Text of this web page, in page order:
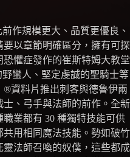
前作規模更大、品質更優良、
以章節明確區分，擁有可探
懼症發作的崔斯特姆大教堂
蠻人、堅定虔誠的聖騎士等
®資料片推出刺客與德魯伊兩
、弓手與法師的前作。全新
業都有 30 種獨特技能可供
用相同魔法技能。勢如破竹
法師召喚的奴僕，這些都成